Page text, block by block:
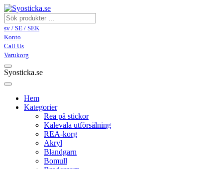
sv / SE / SEK
Konto
Call Us
Varukorg
Syosticka.se
Hem
Kategorier
Rea på stickor
Kalevala utförsälning
REA-korg
Akryl
Blandgarn
Bomull